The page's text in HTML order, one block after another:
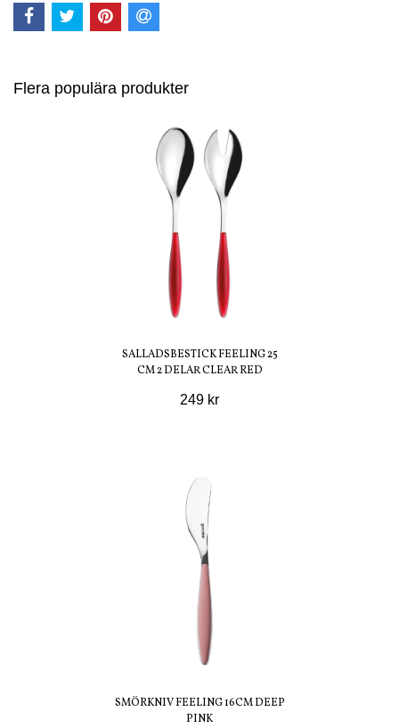
Flera populära produkter
SALLADSBESTICK FEELING 25
CM 2 DELAR CLEAR RED
249 kr
SMÖRKNIV FEELING 16CM DEEP
PINK